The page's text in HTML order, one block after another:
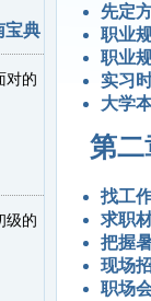
宝典
对的
级的
先定
职业
职业
实习
大学
第二
找工
求职
把握
现场
职场